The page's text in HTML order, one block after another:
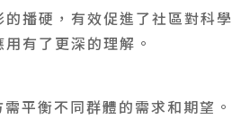
播硬，有效促進了社區對科學
有了更深的理解。
平衡不同群體的需求和期望。